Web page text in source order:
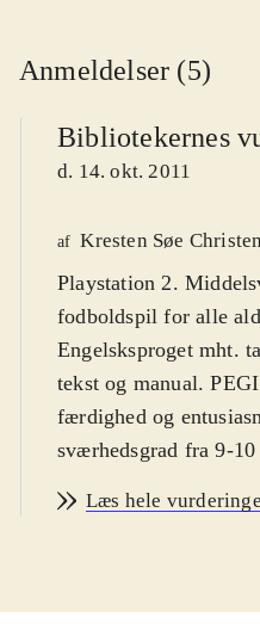
Anmeldelser (5)
Bibliotekernes
d. 14. okt. 2011
af Kresten Søe
Playstation 2.
fodboldspil for alle
Engelsksproget mht.
tekst og manual.
færdighed og
sværhedsgrad fra 9-
undervejs. Primær
oplagte Playstation 2
Læs hele